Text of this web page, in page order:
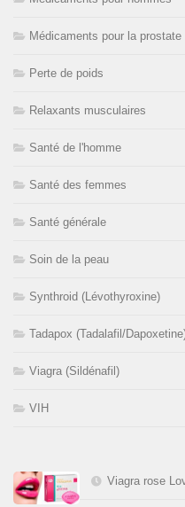
Médicaments pour la prostate
Perte de poids
Relaxants musculaires
Santé de l'homme
Santé des femmes
Santé générale
Soin de la peau
Synthroid (Lévothyroxine)
Tadapox (Tadalafil/
Viagra (Sildénafil)
VIH
Viagra rose